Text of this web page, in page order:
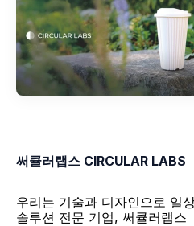
써큘러랩스 CIRCULAR LABS
우리는 기술과 디자인으로 일
솔루션 전문 기업, 써큘러랩스